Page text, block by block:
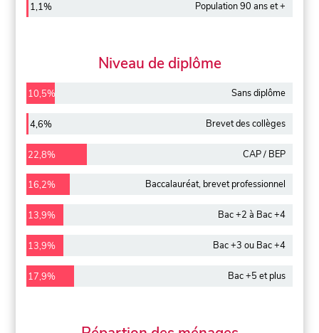
1,1% Population 90 ans et +
Niveau de diplôme
10,5% Sans diplôme
4,6% Brevet des collèges
22,8% CAP / BEP
16,2% Baccalauréat, brevet professionnel
13,9% Bac +2 à Bac +4
13,9% Bac +3 ou Bac +4
17,9% Bac +5 et plus